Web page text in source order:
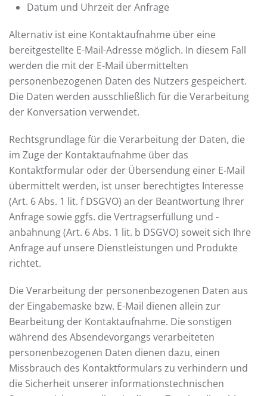
Datum und Uhrzeit der Anfrage
Alternativ ist eine Kontaktaufnahme über eine
bereitgestellte E-Mail-Adresse möglich. In diesem Fall
werden die mit der E-Mail übermittelten
personenbezogenen Daten des Nutzers gespeichert.
Die Daten werden ausschließlich für die Verarbeitung
der Konversation verwendet.
Rechtsgrundlage für die Verarbeitung der Daten, die
im Zuge der Kontaktaufnahme über das
Kontaktformular oder der Übersendung einer E-Mail
übermittelt werden, ist unser berechtigtes Interesse
(Art. 6 Abs. 1 lit. f DSGVO) an der Beantwortung Ihrer
Anfrage sowie ggfs. die Vertragserfüllung und -
anbahnung (Art. 6 Abs. 1 lit. b DSGVO) soweit sich Ihre
Anfrage auf unsere Dienstleistungen und Produkte
richtet.
Die Verarbeitung der personenbezogenen Daten aus
der Eingabemaske bzw. E-Mail dienen allein zur
Bearbeitung der Kontaktaufnahme. Die sonstigen
während des Absendevorgangs verarbeiteten
personenbezogenen Daten dienen dazu, einen
Missbrauch des Kontaktformulars zu verhindern und
die Sicherheit unserer informationstechnischen